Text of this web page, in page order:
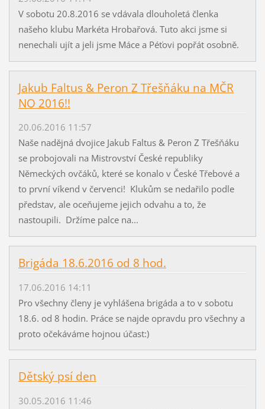
V sobotu 20.8.2016 se vdávala dlouholetá členka
našeho klubu Markéta Hrobařová. Tuto akci jsme si
nenechali ujít a jeli jsme Máce a Péťovi popřát osobně.
Jakub Faltus & Peron Z Třešňáku na MČR
NO 2016!!
20.06.2016 11:57
Naše nadějná dvojice Jakub Faltus & Peron Z Třešňáku
se probojovali na Mistrovství České republiky
Německých ovčáků, které se konalo v České Třebové a
to první víkend v červenci! Klukům se nedařilo podle
představ, ale oceňujeme jejich odvahu a to, že
nastoupili. Držíme palce na...
Brigáda 18.6.2016 od 8 hod.
17.06.2016 14:11
Pro všechny členy je vyhlášena brigáda a to v sobotu
18.6. od 8 hodin. Práce se najde opravdu pro všechny a
proto očekáváme hojnou účast:)
Dětský psí den
30.05.2016 11:46